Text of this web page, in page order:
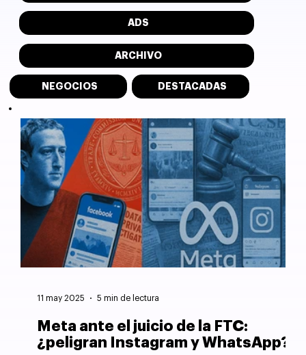
ADS
ARCHIVO
NEGOCIOS DESTACADAS
Meta ante el juicio de la FTC:
¿peligran Instagram y WhatsApp?
11 may 2025 5 min de lectura